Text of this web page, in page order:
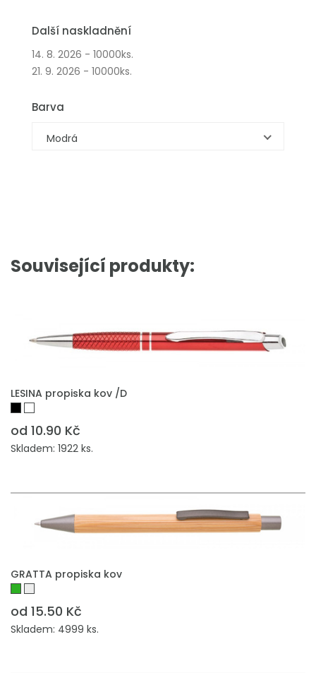
Další naskladnění
14. 8. 2026 - 10000ks.
21. 9. 2026 - 10000ks.
Barva
Modrá
Související produkty:
LESINA propiska kov /D
od 10.90 Kč
Skladem: 1922 ks.
GRATTA propiska kov
od 15.50 Kč
Skladem: 4999 ks.